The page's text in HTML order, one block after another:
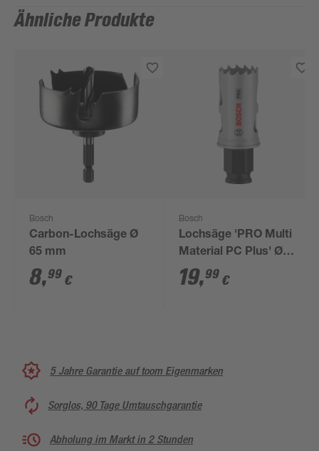
Ähnliche Produkte
Bosch
Carbon-Lochsäge Ø
65 mm
8,99 €
Bosch
Lochsäge 'PRO Multi
Material PC Plus' Ø
25 mm
19,99 €
5 Jahre Garantie auf toom Eigenmarken
Sorglos, 90 Tage Umtauschgarantie
Abholung im Markt in 2 Stunden